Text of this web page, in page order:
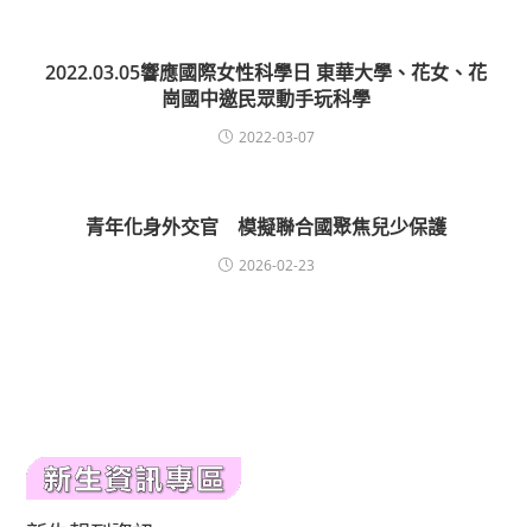
2022.03.05響應國際女性科學日 東華大學、花女、花
崗國中邀民眾動手玩科學
2022-03-07
青年化身外交官 模擬聯合國聚焦兒少保護
2026-02-23